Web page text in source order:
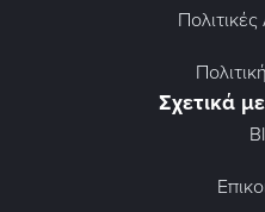
Σχετικά